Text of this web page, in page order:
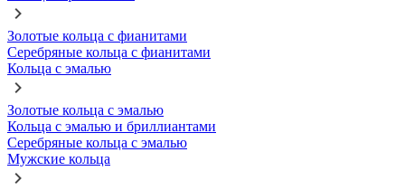
Золотые кольца с фианитами
Серебряные кольца с фианитами
Кольца с эмалью
Золотые кольца с эмалью
Кольца с эмалью и бриллиантами
Серебряные кольца с эмалью
Мужские кольца